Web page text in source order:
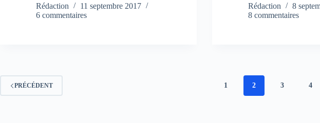
Rédaction
11 septembre 2017
6 commentaires
Rédaction
8
8 commentaires
PRÉCÉDENT 1 2 3 4